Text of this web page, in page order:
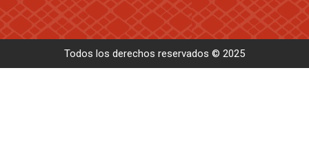
Todos los derechos reservados © 2025